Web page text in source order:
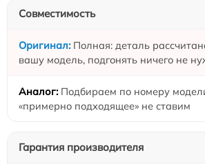
Совместимость
Полная: деталь
вашу модель, подгонять ничего не
Подбираем по номеру
«примерно подходящее» не ставим
Гарантия производителя